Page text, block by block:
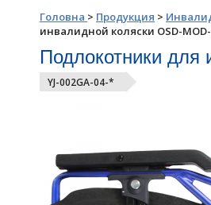
Головна > Продукция >
инвалидной коляски OSD-
Подлокотники для
YJ-002GA-04-*